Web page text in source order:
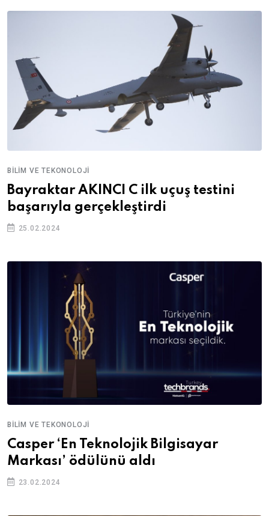
BILIM VE TEKONOLOJI
Bayraktar AKINCI C ilk uçuş testini
başarıyla gerçekleştirdi
25.02.2024
BILIM VE TEKONOLOJI
Casper ‘En Teknolojik Bilgisayar
Markası’ ödülünü aldı
23.02.2024